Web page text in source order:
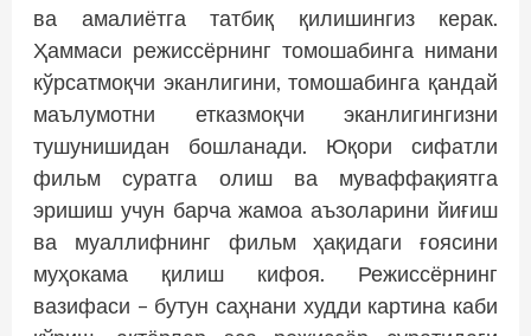
ва амалиётга татбиқ қилишингиз керак.
Ҳаммаси режиссёрнинг томошабинга нимани
кўрсатмоқчи эканлигини, томошабинга қандай
маълумотни етказмоқчи эканлигингизни
тушунишидан бошланади. Юқори сифатли
фильм суратга олиш ва муваффақиятга
эришиш учун барча жамоа аъзоларини йиғиш
ва муаллифнинг фильм ҳақидаги ғоясини
муҳокама қилиш кифоя. Режиссёрнинг
вазифаси – бутун саҳнани худди картина каби